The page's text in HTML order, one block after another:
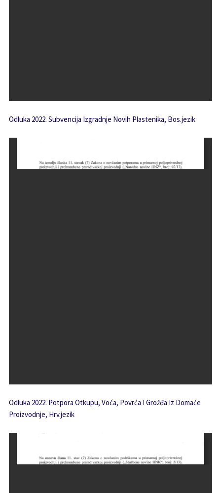
Odluka 2022. Subvencija Izgradnje Novih Plastenika, Bos.jezik
Odluka 2022. Potpora Otkupu, Voća, Povrća I Grožđa Iz Domaće
Proizvodnje, Hrv.jezik